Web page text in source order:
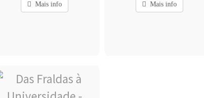
Mais info Mais info